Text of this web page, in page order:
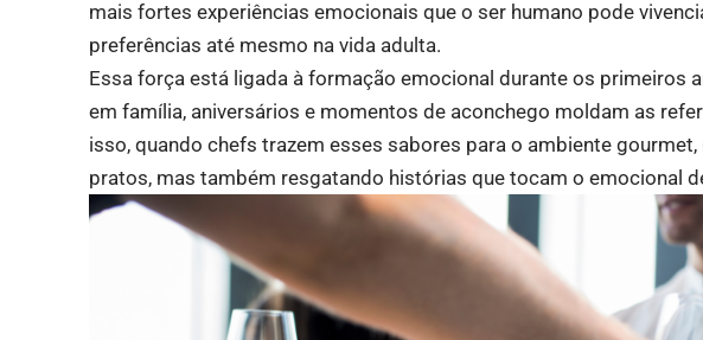
mais fortes experiências emocionais que o ser humano pode
preferências até mesmo na vida adulta.
Essa força está ligada à formação emocional durante os primeiros
em família, aniversários e momentos de aconchego moldam as
isso, quando chefs trazem esses sabores para o ambiente
pratos, mas também resgatando histórias que tocam o emocional